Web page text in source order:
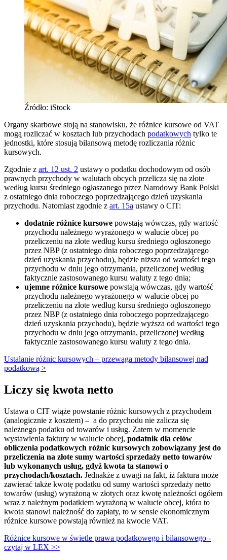
Źródło: iStock
Organy skarbowe stoją na stanowisku, że różnice kursowe od VAT
mogą rozliczać w kosztach lub przychodach podatkowych tylko te
jednostki, które stosują bilansową metodę rozliczania różnic
kursowych.
Zgodnie z art. 12 ust. 2 ustawy o podatku dochodowym od osób
prawnych przychody w walutach obcych przelicza się na złote
według kursu średniego ogłaszanego przez Narodowy Bank Polski
z ostatniego dnia roboczego poprzedzającego dzień uzyskania
przychodu. Natomiast zgodnie z art. 15a ustawy o CIT:
dodatnie różnice kursowe powstają wówczas, gdy wartość
przychodu należnego wyrażonego w walucie obcej po
przeliczeniu na złote według kursu średniego ogłoszonego
przez NBP (z ostatniego dnia roboczego poprzedzającego
dzień uzyskania przychodu), będzie niższa od wartości tego
przychodu w dniu jego otrzymania, przeliczonej według
faktycznie zastosowanego kursu waluty z tego dnia;
ujemne różnice kursowe powstają wówczas, gdy wartość
przychodu należnego wyrażonego w walucie obcej po
przeliczeniu na złote według kursu średniego ogłoszonego
przez NBP (z ostatniego dnia roboczego poprzedzającego
dzień uzyskania przychodu), będzie wyższa od wartości tego
przychodu w dniu jego otrzymania, przeliczonej według
faktycznie zastosowanego kursu waluty z tego dnia.
Ustalanie różnic kursowych – przewaga metody bilansowej nad
podatkową >
Liczy się kwota netto
Ustawa o CIT wiąże powstanie różnic kursowych z przychodem
(analogicznie z kosztem) – a do przychodu nie zalicza się
należnego podatku od towarów i usług. Zatem w momencie
wystawienia faktury w walucie obcej, podatnik dla celów
obliczenia podatkowych różnic kursowych zobowiązany jest do
przeliczenia na złote sumy wartości sprzedaży netto towarów
lub wykonanych usług, gdyż kwota ta stanowi o
przychodach/kosztach. Jednakże z uwagi na fakt, iż faktura może
zawierać także kwotę podatku od sumy wartości sprzedaży netto
towarów (usług) wyrażoną w złotych oraz kwotę należności ogółem
wraz z należnym podatkiem wyrażoną w walucie obcej, która to
kwota stanowi należność do zapłaty, to w sensie ekonomicznym
różnice kursowe powstają również na kwocie VAT.
Różnice kursowe w świetle prawa podatkowego i bilansowego -
czytaj w LEX >>